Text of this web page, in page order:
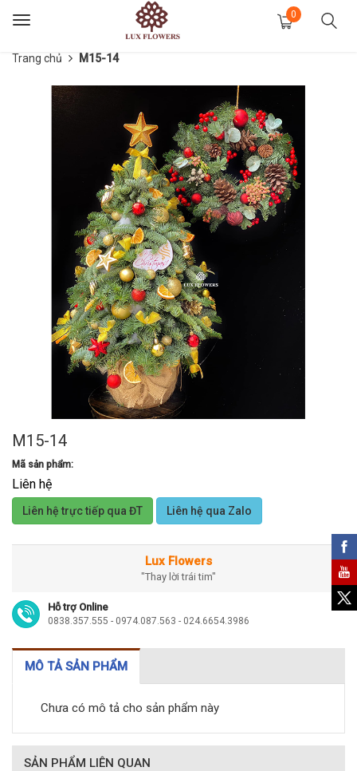
Toggle
0
Trang chủ M15-14
M15-14
Mã sản phẩm:
Liên hệ
Liên hệ trực tiếp qua ĐT Liên hệ qua Zalo
Lux Flowers
"Thay lời trái tim"
Hỗ trợ Online
0838.357.555 - 0974.087.563 - 024.6654.3986
MÔ TẢ SẢN PHẨM
Chưa có mô tả cho sản phẩm này
SẢN PHẨM LIÊN QUAN